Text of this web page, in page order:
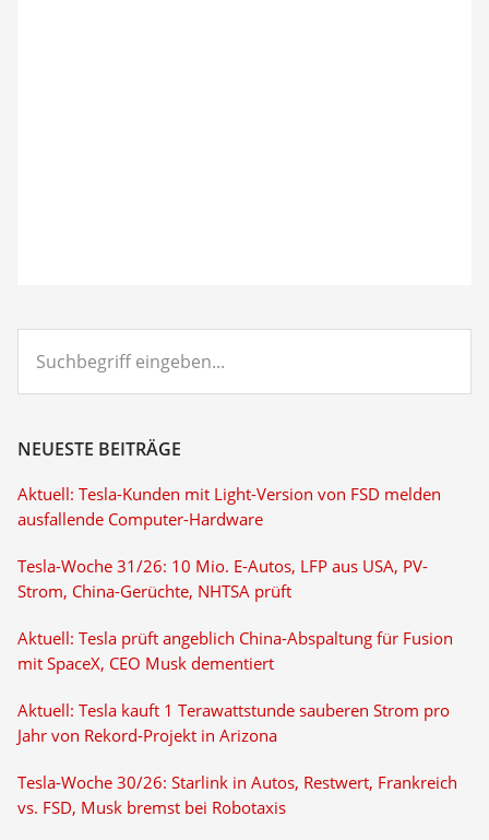
eingeben...
NEUESTE BEITRÄGE
Aktuell: Tesla-Kunden mit Light-Version von FSD melden
ausfallende Computer-Hardware
Tesla-Woche 31/26: 10 Mio. E-Autos, LFP aus USA, PV-
Strom, China-Gerüchte, NHTSA prüft
Aktuell: Tesla prüft angeblich China-Abspaltung für Fusion
mit SpaceX, CEO Musk dementiert
Aktuell: Tesla kauft 1 Terawattstunde sauberen Strom pro
Jahr von Rekord-Projekt in Arizona
Tesla-Woche 30/26: Starlink in Autos, Restwert, Frankreich
vs. FSD, Musk bremst bei Robotaxis